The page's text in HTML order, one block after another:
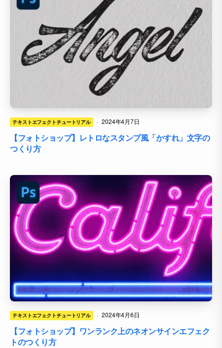
テキストエフェクトチュートリアル · 2024年4月7日
【フォトショップ】レトロなスタンプ風「かすれ」文字の
つくり方
テキストエフェクトチュートリアル · 2024年4月6日
【フォトショップ】ワンランク上のネオンサインエフェク
トのつくり方